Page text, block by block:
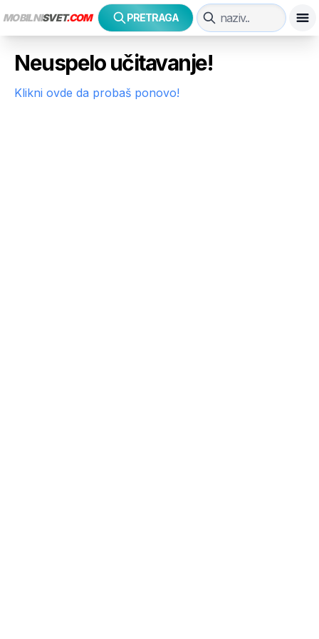
MOBILNISVET.COM PRETRAGA
Neuspelo učitavanje!
Klikni ovde da probaš ponovo!